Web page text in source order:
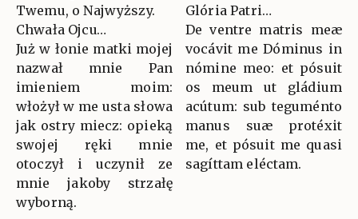
Twemu, o Najwyższy.
Chwała Ojcu…
Już w łonie matki mojej
nazwał mnie Pan
imieniem moim:
włożył w me usta słowa
jak ostry miecz: opieką
swojej ręki mnie
otoczył i uczynił ze
mnie jakoby strzałę
wyborną.
Glória Patri…
De ventre matris meæ
vocávit me Dóminus in
nómine meo: et pósuit
os meum ut gládium
acútum: sub teguménto
manus suæ protéxit
me, et pósuit me quasi
sagíttam eléctam.